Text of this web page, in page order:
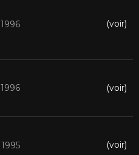
1996 (voir)
1996 (voir)
1995 (voir)